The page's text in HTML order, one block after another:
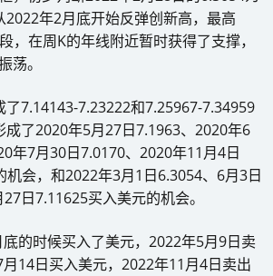
年2月底开始反弹创新高，最高
，在周K的年线附近暂时获得了支撑，
荡。
了7.14143-7.23222和7.25967-7.34959
成了2020年5月27日7.1963、2020年6
年7月30日7.0170、2020年11月4日
机会，和2022年3月1日6.3054、6月3日
日7.11625买入美元的机会。
的时候买入了美元，2022年5月9日卖
14日买入美元，2022年11月4日卖出